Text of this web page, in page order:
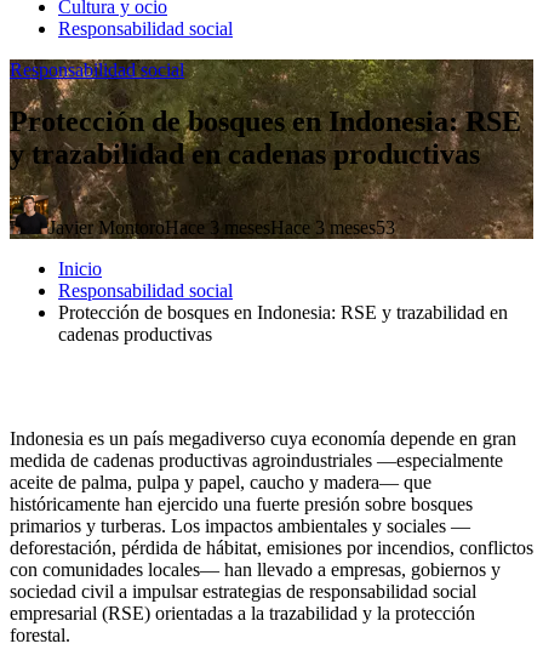
Cultura y ocio
Responsabilidad social
Responsabilidad social
Protección de bosques en Indonesia: RSE
y trazabilidad en cadenas productivas
Javier MontoroHace 3 mesesHace 3 meses53
Inicio
Responsabilidad social
Protección de bosques en Indonesia: RSE y trazabilidad en
cadenas productivas
Indonesia es un país megadiverso cuya economía depende en gran
medida de cadenas productivas agroindustriales —especialmente
aceite de palma, pulpa y papel, caucho y madera— que
históricamente han ejercido una fuerte presión sobre bosques
primarios y turberas. Los impactos ambientales y sociales —
deforestación, pérdida de hábitat, emisiones por incendios, conflictos
con comunidades locales— han llevado a empresas, gobiernos y
sociedad civil a impulsar estrategias de responsabilidad social
empresarial (RSE) orientadas a la trazabilidad y la protección
forestal.